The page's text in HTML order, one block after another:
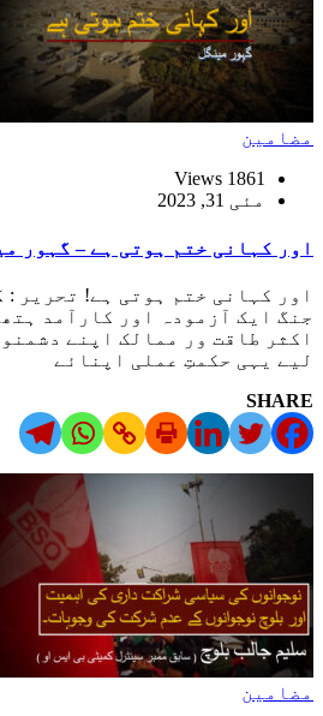
مضامین
1861 Views
مئی 31, 2023
اور کہانی ختم ہوتی ہے – گہور
اور کہانی ختم ہوتی ہے! تحریر
جنگ ایک آزمودہ اور کارآمد
اکثر طاقت ور ممالک اپنے
لیے یہی حکمتِ عملی اپنائے
SHARE
مضامین